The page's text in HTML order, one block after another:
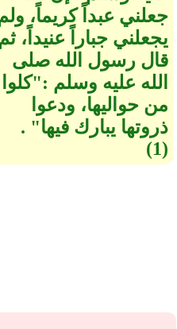
جعلني عبداً كريماً،
يجعلني جباراً عنيداً، ثم
قال رسول الله صلى
الله عليه وسلم ‏:‏‏"‏كلوا
من حواليها، ودعوا
ذروتها يبارك فيها‏"‏ .‏